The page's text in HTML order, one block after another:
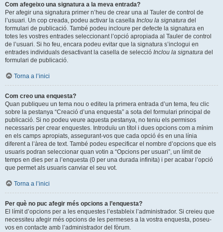
Com afegeixo una signatura a la meva entrada?
Per afegir una signatura primer n’heu de crear una al Tauler de control de
l’usuari. Un cop creada, podeu activar la casella Inclou la signatura del
formulari de publicació. També podeu incloure per defecte la signatura en
totes les vostres entrades seleccionant l’opció apropiada al Tauler de control
de l’usuari. Si ho feu, encara podeu evitar que la signatura s’inclogui en
entrades individuals desactivant la casella de selecció Inclou la signatura del
formulari de publicació.
Torna a l’inici
Com creo una enquesta?
Quan publiqueu un tema nou o editeu la primera entrada d’un tema, feu clic
sobre la pestanya “Creació d’una enquesta” a sota del formulari principal de
publicació. Si no podeu veure aquesta pestanya, no teniu els permisos
necessaris per crear enquestes. Introduïu un títol i dues opcions com a mínim
en els camps apropiats, assegurant-vos que cada opció és en una línia
diferent a l’àrea de text. També podeu especificar el nombre d’opcions que els
usuaris podran seleccionar quan votin a “Opcions per usuari”, un límit de
temps en dies per a l’enquesta (0 per una durada infinita) i per acabar l’opció
que permet als usuaris canviar el seu vot.
Torna a l’inici
Per què no puc afegir més opcions a l’enquesta?
El límit d’opcions per a les enquestes l’estableix l’administrador. Si creieu que
necessiteu afegir més opcions de les permeses a la vostra enquesta, poseu-
vos en contacte amb l’administrador del fòrum.